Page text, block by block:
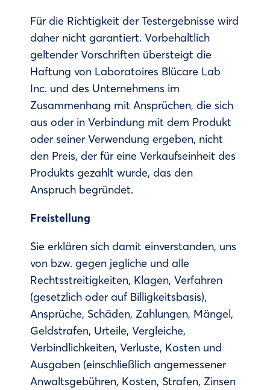
Für die Richtigkeit der Testergebnisse wird
daher nicht garantiert. Vorbehaltlich
geltender Vorschriften übersteigt die
Haftung von Laboratoires Blücare Lab
Inc. und des Unternehmens im
Zusammenhang mit Ansprüchen, die sich
aus oder in Verbindung mit dem Produkt
oder seiner Verwendung ergeben, nicht
den Preis, der für eine Verkaufseinheit des
Produkts gezahlt wurde, das den
Anspruch begründet.
Freistellung
Sie erklären sich damit einverstanden, uns
von bzw. gegen jegliche und alle
Rechtsstreitigkeiten, Klagen, Verfahren
(gesetzlich oder auf Billigkeitsbasis),
Ansprüche, Schäden, Zahlungen, Mängel,
Geldstrafen, Urteile, Vergleiche,
Verbindlichkeiten, Verluste, Kosten und
Ausgaben (einschließlich angemessener
Anwaltsgebühren, Kosten, Strafen, Zinsen